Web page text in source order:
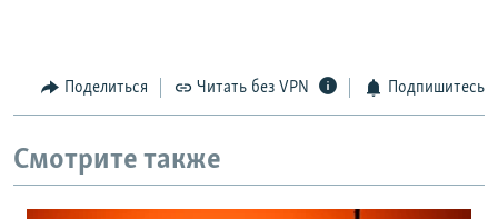
Поделиться Читать без VPN Подпишитесь
Смотрите также